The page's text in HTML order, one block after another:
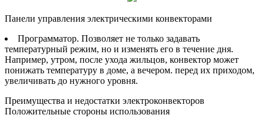
Панели управления электрическими конвекторами
Программатор. Позволяет не только задавать
температурный режим, но и изменять его в течение дня.
Например, утром, после ухода жильцов, конвектор может
понижать температуру в доме, а вечером. перед их приходом,
увеличивать до нужного уровня.
Преимущества и недостатки электроконвекторов
Положительные стороны использования